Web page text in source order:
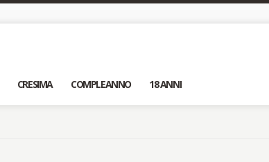
CRESIMA COMPLEANNO 18 ANNI